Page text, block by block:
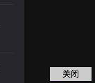
关闭